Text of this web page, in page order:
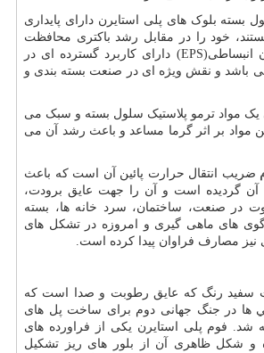
بسته بلوک های پلی استایرن دارای پایداری
خود را در مقابل رشد باکتری محافظت
انبساطی(EPS) دارای کاربرد گسترده ای در
باشد و نقش ویژه ای در صنعت بسته بندی و
یک مواد ترمو پلاستیک سلول بسته و سبک می
مواد بر اثر گرما مساعد و باعث رشد آن می
ضریب انتقال حرارت پائین آن است که باعث
گردیده است و آن را جهت عایق برودت،
در صنعت، ساختمان، سرد خانه ها، بسته
گوی های ماهی گیری و امروزه در تشکل های
نیز مصارف فراوان پیدا کرده است.
سفید رنگ كه عايق رطوبت و صدا است که
ها در جنگ جهانی دوم برای ساخت پل های
شد. فوم پلی استایرن یکی از فراورده های
و شکل ظاهری آن از بلور های ریز تشکیل